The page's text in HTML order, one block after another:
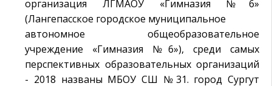
организация ЛГМАОУ «Гимназия №6»
(Лангепасское городское муниципальное
автономное общеобразовательное
учреждение «Гимназия №6»), среди самых
перспективных образовательных организаций
- 2018 названы МБОУ СШ №31. город Сургут